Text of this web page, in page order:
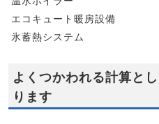
エコキュート暖房設備
氷蓄熱システム
よくつかわれる計算と
ります